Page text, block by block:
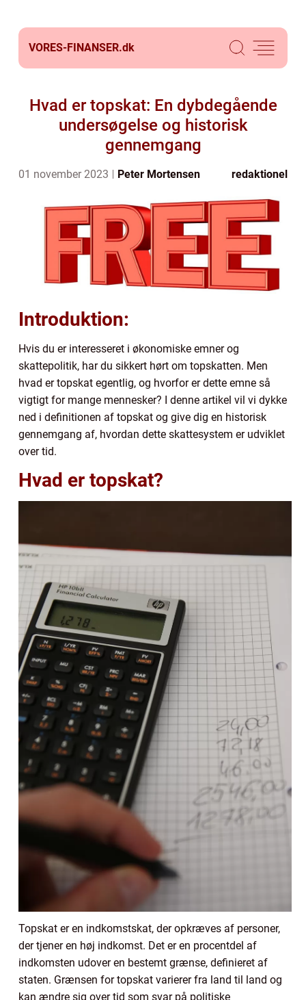
VORES-FINANSER.dk
Hvad er topskat: En dybdegående
undersøgelse og historisk
gennemgang
01 november 2023 Peter Mortensen redaktionel
Introduktion:
Hvis du er interesseret i økonomiske emner og
skattepolitik, har du sikkert hørt om topskatten. Men
hvad er topskat egentlig, og hvorfor er dette emne så
vigtigt for mange mennesker? I denne artikel vil vi dykke
ned i definitionen af topskat og give dig en historisk
gennemgang af, hvordan dette skattesystem er udviklet
over tid.
Hvad er topskat?
Topskat er en indkomstskat, der opkræves af personer,
der tjener en høj indkomst. Det er en procentdel af
indkomsten udover en bestemt grænse, definieret af
staten. Grænsen for topskat varierer fra land til land og
kan ændre sig over tid som svar på politiske